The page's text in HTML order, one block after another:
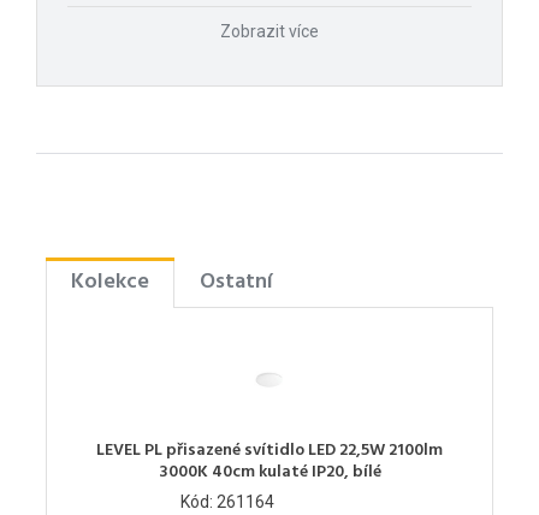
Zobrazit více
Kolekce Ostatní
LEVEL PL přisazené svítidlo LED 22,5W 2100lm
3000K 40cm kulaté IP20, bílé
Kód: 261164